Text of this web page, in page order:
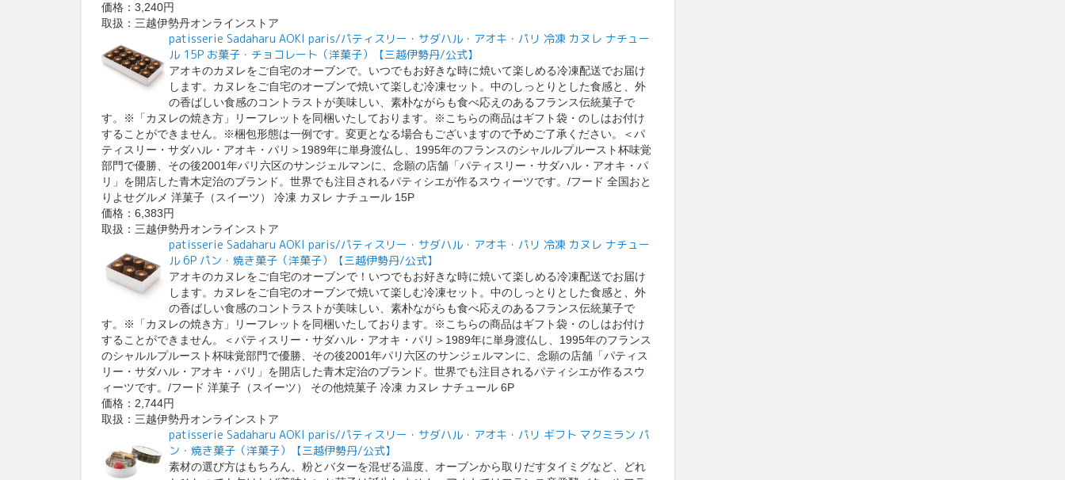
価格：3,240円
取扱：三越伊勢丹オンラインストア
patisserie Sadaharu AOKI paris/パティスリー・サダハル・アオキ・パリ 冷凍 カヌレ ナチュー
ル 15P お菓子・チョコレート（洋菓子）【三越伊勢丹/公式】
アオキのカヌレをご自宅のオーブンで。いつでもお好きな時に焼いて楽しめる冷凍配送でお届け
します。カヌレをご自宅のオーブンで焼いて楽しむ冷凍セット。中のしっとりとした食感と、外
の香ばしい食感のコントラストが美味しい、素朴ながらも食べ応えのあるフランス伝統菓子で
す。※「カヌレの焼き方」リーフレットを同梱いたしております。※こちらの商品はギフト袋・のしはお付け
することができません。※梱包形態は一例です。変更となる場合もございますので予めご了承ください。＜パ
ティスリー・サダハル・アオキ・パリ＞1989年に単身渡仏し、1995年のフランスのシャルルプルースト杯味覚
部門で優勝、その後2001年パリ六区のサンジェルマンに、念願の店舗「パティスリー・サダハル・アオキ・パ
リ」を開店した青木定治のブランド。世界でも注目されるパティシエが作るスウィーツです。/フード 全国おと
りよせグルメ 洋菓子（スイーツ） 冷凍 カヌレ ナチュール 15P
価格：6,383円
取扱：三越伊勢丹オンラインストア
patisserie Sadaharu AOKI paris/パティスリー・サダハル・アオキ・パリ 冷凍 カヌレ ナチュー
ル 6P パン・焼き菓子（洋菓子）【三越伊勢丹/公式】
アオキのカヌレをご自宅のオーブンで！いつでもお好きな時に焼いて楽しめる冷凍配送でお届け
します。カヌレをご自宅のオーブンで焼いて楽しむ冷凍セット。中のしっとりとした食感と、外
の香ばしい食感のコントラストが美味しい、素朴ながらも食べ応えのあるフランス伝統菓子で
す。※「カヌレの焼き方」リーフレットを同梱いたしております。※こちらの商品はギフト袋・のしはお付け
することができません。＜パティスリー・サダハル・アオキ・パリ＞1989年に単身渡仏し、1995年のフランス
のシャルルプルースト杯味覚部門で優勝、その後2001年パリ六区のサンジェルマンに、念願の店舗「パティス
リー・サダハル・アオキ・パリ」を開店した青木定治のブランド。世界でも注目されるパティシエが作るスウ
ィーツです。/フード 洋菓子（スイーツ） その他焼菓子 冷凍 カヌレ ナチュール 6P
価格：2,744円
取扱：三越伊勢丹オンラインストア
patisserie Sadaharu AOKI paris/パティスリー・サダハル・アオキ・パリ ギフト マクミラン パ
ン・焼き菓子（洋菓子）【三越伊勢丹/公式】
素材の選び方はもちろん、粉とバターを混ぜる温度、オーブンから取りだすタイミグなど、どれ